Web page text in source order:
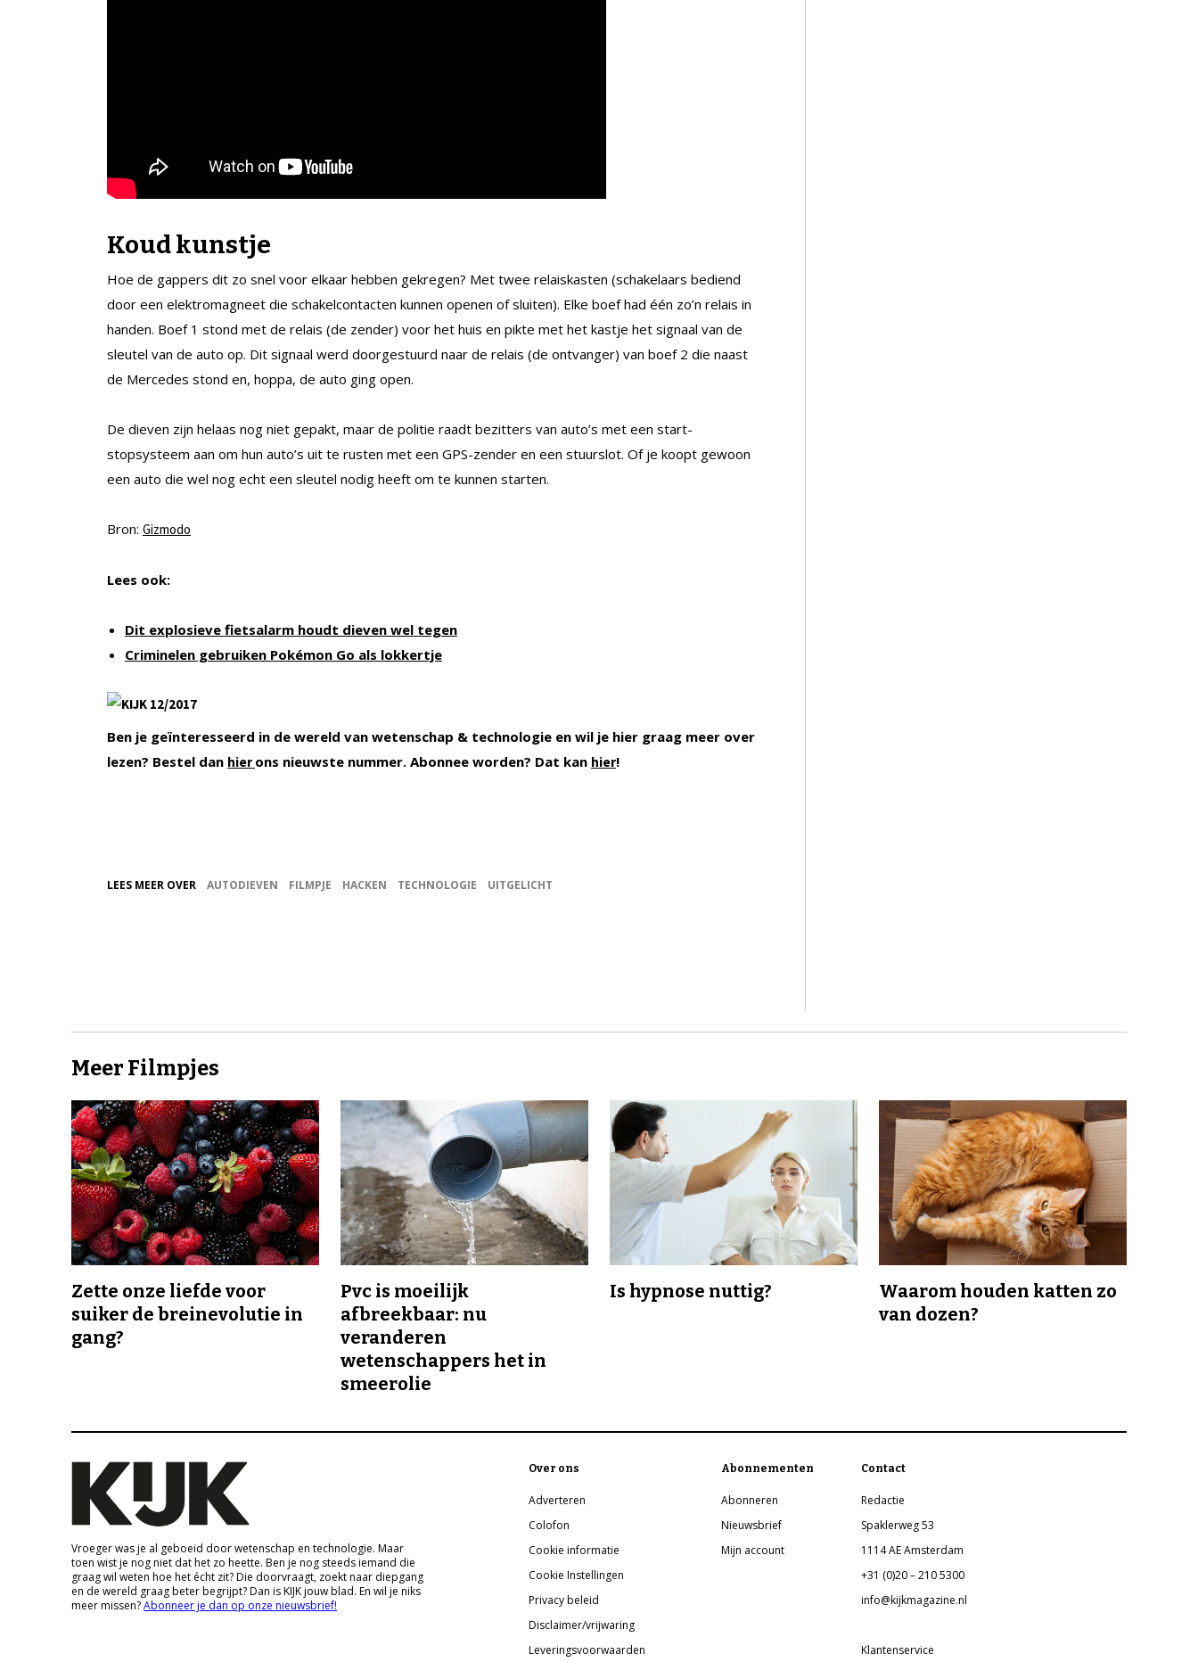
Koud kunstje
Hoe de gappers dit zo snel voor elkaar hebben gekregen? Met twee relaiskasten (schakelaars bediend
door een elektromagneet die schakelcontacten kunnen openen of sluiten). Elke boef had één zo’n relais in
handen. Boef 1 stond met de relais (de zender) voor het huis en pikte met het kastje het signaal van de
sleutel van de auto op. Dit signaal werd doorgestuurd naar de relais (de ontvanger) van boef 2 die naast
de Mercedes stond en, hoppa, de auto ging open.
De dieven zijn helaas nog niet gepakt, maar de politie raadt bezitters van auto’s met een start-
stopsysteem aan om hun auto’s uit te rusten met een GPS-zender en een stuurslot. Of je koopt gewoon
een auto die wel nog echt een sleutel nodig heeft om te kunnen starten.
Bron: Gizmodo
Lees ook:
Dit explosieve fietsalarm houdt dieven wel tegen
Criminelen gebruiken Pokémon Go als lokkertje
Ben je geïnteresseerd in de wereld van wetenschap & technologie en wil je hier graag meer over
lezen? Bestel dan hier ons nieuwste nummer. Abonnee worden? Dat kan hier!
LEES MEER OVER AUTODIEVEN FILMPJE HACKEN TECHNOLOGIE UITGELICHT
Meer Filmpjes
Zette onze liefde voor
suiker de breinevolutie in
gang?
Pvc is moeilijk
afbreekbaar: nu
veranderen
wetenschappers het in
smeerolie
Is hypnose nuttig?
Waarom houden katten zo
van dozen?
Vroeger was je al geboeid door wetenschap en technologie. Maar
toen wist je nog niet dat het zo heette. Ben je nog steeds iemand die
graag wil weten hoe het écht zit? Die doorvraagt, zoekt naar diepgang
en de wereld graag beter begrijpt? Dan is KIJK jouw blad. En wil je niks
meer missen?Abonneer je dan op onze nieuwsbrief!
Over ons
Adverteren
Colofon
Cookie informatie
Cookie Instellingen
Privacy beleid
Disclaimer/vrijwaring
Leveringsvoorwaarden
Abonnementen
Abonneren
Nieuwsbrief
Mijn account
Contact
Redactie
Spaklerweg 53
1114 AE Amsterdam
+31 (0)20 – 210 5300
info@kijkmagazine.nl
Klantenservice